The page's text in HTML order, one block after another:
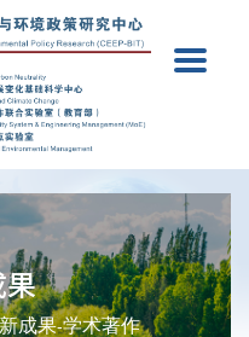
成果-学术著作